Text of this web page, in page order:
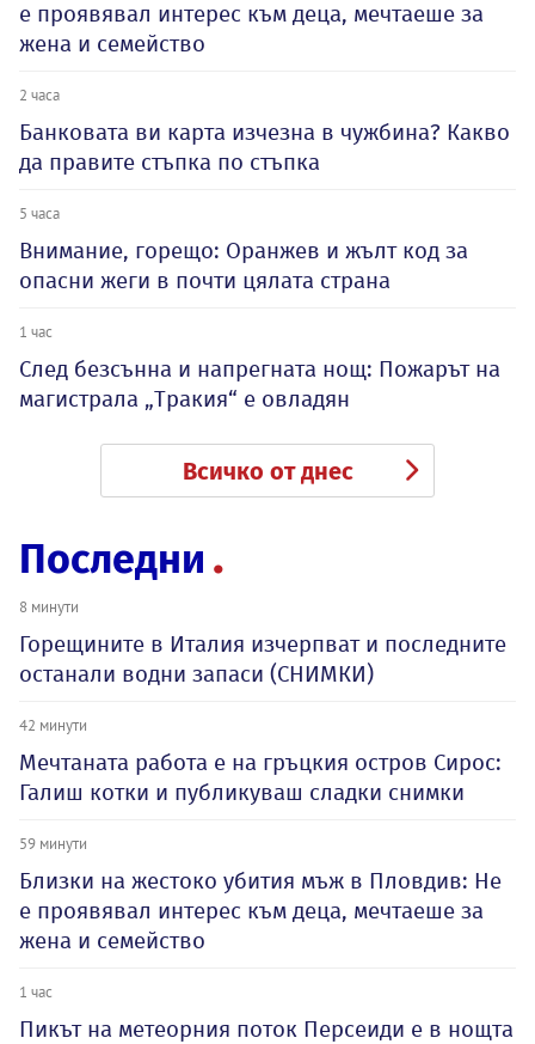
е проявявал интерес към деца, мечтаеше за
жена и семейство
2 часа
Банковата ви карта изчезна в чужбина? Какво
да правите стъпка по стъпка
5 часа
Внимание, горещо: Оранжев и жълт код за
опасни жеги в почти цялата страна
1 час
След безсънна и напрегната нощ: Пожарът на
магистрала „Тракия“ е овладян
Всичко от днес
Последни
8 минути
Горещините в Италия изчерпват и последните
останали водни запаси (СНИМКИ)
42 минути
Мечтаната работа е на гръцкия остров Сирос:
Галиш котки и публикуваш сладки снимки
59 минути
Близки на жестоко убития мъж в Пловдив: Не
е проявявал интерес към деца, мечтаеше за
жена и семейство
1 час
Пикът на метеорния поток Персеиди е в нощта